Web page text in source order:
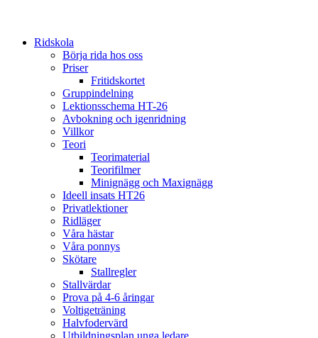
Ridskola
Börja rida hos oss
Priser
Fritidskortet
Gruppindelning
Lektionsschema HT-26
Avbokning och igenridning
Villkor
Teori
Teorimaterial
Teorifilmer
Minignägg och Maxignägg
Ideell insats HT26
Privatlektioner
Ridläger
Våra hästar
Våra ponnys
Skötare
Stallregler
Stallvärdar
Prova på 4-6 åringar
Voltigeträning
Halvfodervärd
Utbildningsplan unga ledare